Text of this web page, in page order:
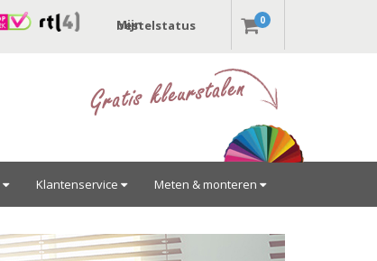
Mijn bestelstatus 0
Klantenservice Meten & monteren